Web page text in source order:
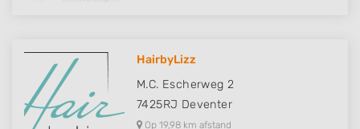
HairbyLizz
M.C. Escherweg 2
7425RJ Deventer
Op 19,98 km afstand